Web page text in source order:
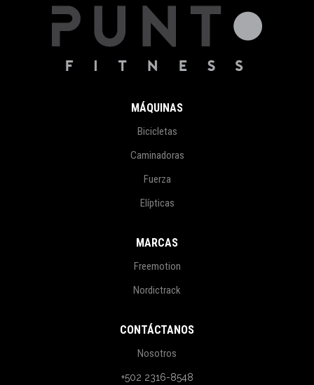
MÁQUINAS
Bicicletas
Caminadoras
Fuerza
Elípticas
MARCAS
Freemotion
Nordictrack
CONTÁCTANOS
Nosotros
+502 2316-8548